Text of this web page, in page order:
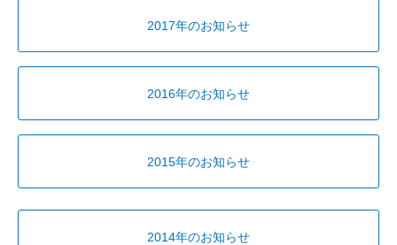
2017年のお知らせ
2016年のお知らせ
2015年のお知らせ
2014年のお知らせ